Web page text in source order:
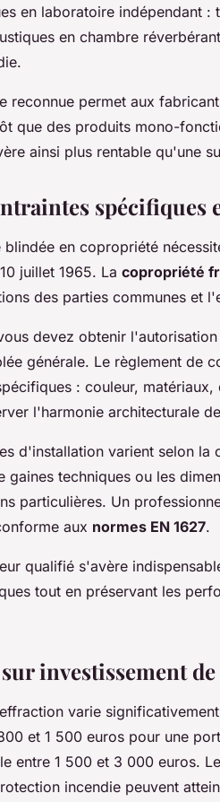
en laboratoire indépendant
en chambre
reconnue permet aux
que des produits mono-
ainsi plus rentable qu'une
spécifiques
en copropriété
juillet 1965. La copropriété
des parties communes et
devez obtenir
générale. Le règlement de
: couleur,
l'harmonie architecturale
d'installation varient selon
gaines techniques ou les
particulières. Un
aux normes EN 1627.
qualifié s'avère
tout en préservant les
investissement
varie
et 1 500 euros pour une
entre 1 500 et 3 000 euros.
incendie peuvent